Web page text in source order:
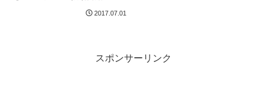
2017.07.01
スポンサーリンク